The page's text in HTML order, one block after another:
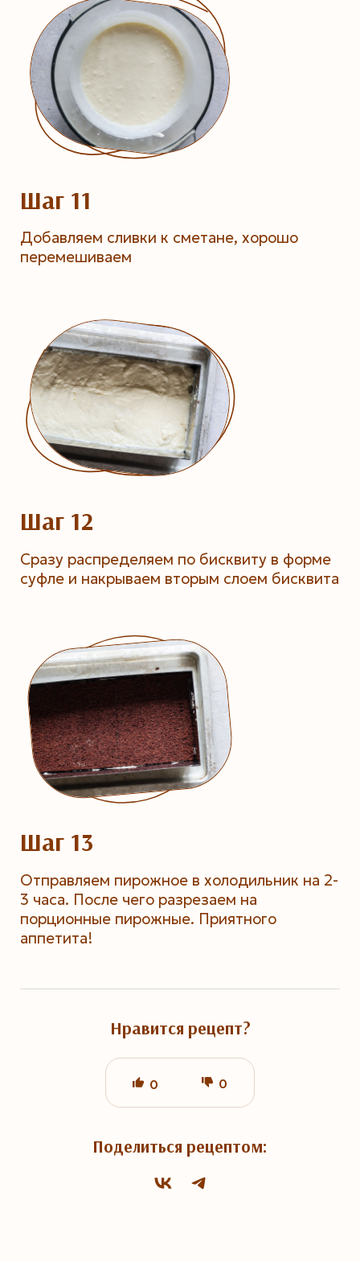
Шаг 11
Добавляем сливки к сметане, хорошо
перемешиваем
Шаг 12
Сразу распределяем по бисквиту в форме
суфле и накрываем вторым слоем бисквита
Шаг 13
Отправляем пирожное в холодильник на 2-
3 часа. После чего разрезаем на
порционные пирожные. Приятного
аппетита!
Нравится рецепт?
0 0
Поделиться рецептом: